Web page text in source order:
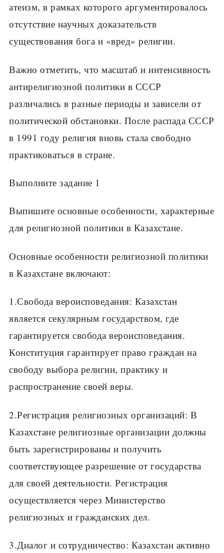
атеизм, в рамках которого аргументировалось
отсутствие научных доказательств
существования бога и «вред» религии.
Важно отметить, что масштаб и интенсивность
антирелигиозной политики в СССР
различались в разные периоды и зависели от
политической обстановки. После распада СССР
в 1991 году религия вновь стала свободно
практиковаться в стране.
Выполните задание 1
Выпишите основные особенности, характерные
для религиозной политики в Казахстане.
Основные особенности религиозной политики
в Казахстане включают:
1.Свобода вероисповедания: Казахстан
является секулярным государством, где
гарантируется свобода вероисповедания.
Конституция гарантирует право граждан на
свободу выбора религии, практику и
распространение своей веры.
2.Регистрация религиозных организаций: В
Казахстане религиозные организации должны
быть зарегистрированы и получить
соответствующее разрешение от государства
для своей деятельности. Регистрация
осуществляется через Министерство
религиозных и гражданских дел.
3.Диалог и сотрудничество: Казахстан активно